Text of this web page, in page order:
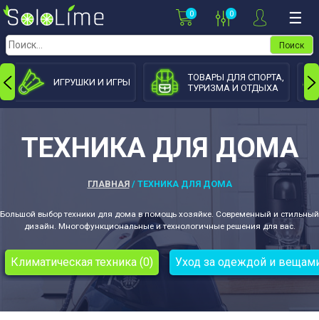
Skip
to
content
0 0 ☰
Найти:
ИГРУШКИ И ИГРЫ
ТОВАРЫ ДЛЯ СПОРТА,
ТУРИЗМА И ОТДЫХА
ТЕХНИКА ДЛЯ ДОМА
ГЛАВНАЯ/ ТЕХНИКА ДЛЯ ДОМА
Большой выбор техники для дома в помощь хозяйке. Современный и стильный
дизайн. Многофункциональные и технологичные решения для вас.
Климатическая техника (0) Уход за одеждой и